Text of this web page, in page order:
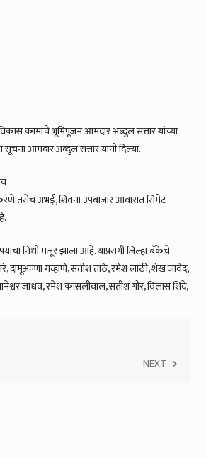
कामांचे भूमिपूजन आमदार अब्दुल सत्तार यांच्या
आमदार अब्दुल सत्तार यांनी दिल्या.
तसेच अंभई, शिवना उपबाजार आवारात सिमेंट
निधी मंजूर झाला आहे. याप्रसंगी जिल्हा बँकेचे
दामूअण्णा गव्हाणे, सतीश ताठे, रमेश लाठी, शेख जावेद,
जाधव, रमेश कासलीवाल, सतीश गौर, विलास शिंदे,
NEXT